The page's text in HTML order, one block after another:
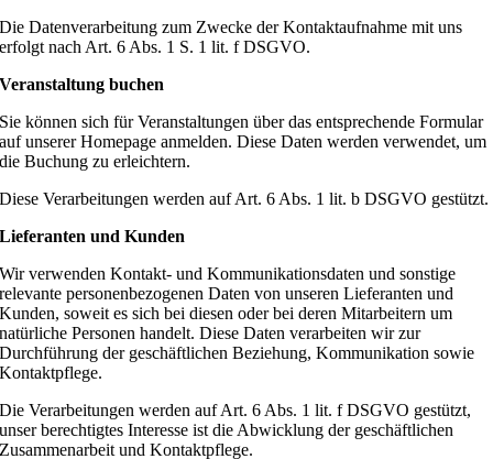
Die Datenverarbeitung zum Zwecke der Kontaktaufnahme mit uns
erfolgt nach Art. 6 Abs. 1 S. 1 lit. f DSGVO.
Veranstaltung buchen
Sie können sich für Veranstaltungen über das entsprechende Formular
auf unserer Homepage anmelden. Diese Daten werden verwendet, um
die Buchung zu erleichtern.
Diese Verarbeitungen werden auf Art. 6 Abs. 1 lit. b DSGVO gestützt.
Lieferanten und Kunden
Wir verwenden Kontakt- und Kommunikationsdaten und sonstige
relevante personenbezogenen Daten von unseren Lieferanten und
Kunden, soweit es sich bei diesen oder bei deren Mitarbeitern um
natürliche Personen handelt. Diese Daten verarbeiten wir zur
Durchführung der geschäftlichen Beziehung, Kommunikation sowie
Kontaktpflege.
Die Verarbeitungen werden auf Art. 6 Abs. 1 lit. f DSGVO gestützt,
unser berechtigtes Interesse ist die Abwicklung der geschäftlichen
Zusammenarbeit und Kontaktpflege.